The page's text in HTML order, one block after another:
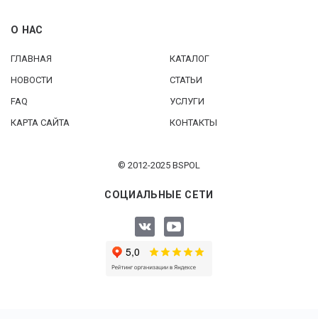
О НАС
ГЛАВНАЯ
КАТАЛОГ
НОВОСТИ
СТАТЬИ
FAQ
УСЛУГИ
КАРТА САЙТА
КОНТАКТЫ
© 2012-2025 BSPOL
СОЦИАЛЬНЫЕ СЕТИ